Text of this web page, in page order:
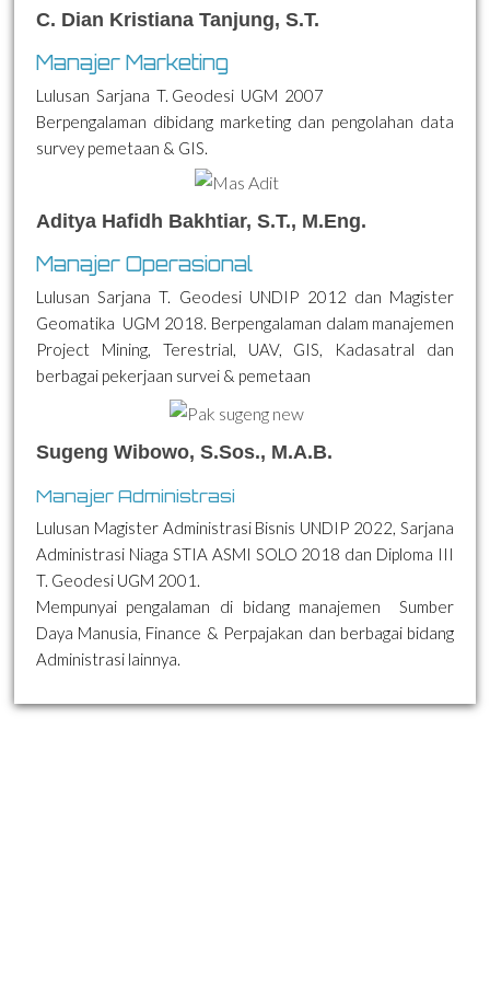
C. Dian Kristiana Tanjung, S.T.
Manajer Marketing
Lulusan Sarjana T. Geodesi UGM 2007
Berpengalaman dibidang marketing dan pengolahan data
survey pemetaan & GIS.
Aditya Hafidh Bakhtiar, S.T., M.Eng.
Manajer Operasional
Lulusan Sarjana T. Geodesi UNDIP 2012 dan Magister
Geomatika UGM 2018. Berpengalaman dalam manajemen
Project Mining, Terestrial, UAV, GIS, Kadasatral dan
berbagai pekerjaan survei & pemetaan
Sugeng Wibowo, S.Sos., M.A.B.
Manajer Administrasi
Lulusan Magister Administrasi Bisnis UNDIP 2022, Sarjana
Administrasi Niaga STIA ASMI SOLO 2018 dan Diploma III
T. Geodesi UGM 2001.
Mempunyai pengalaman di bidang manajemen Sumber
Daya Manusia, Finance & Perpajakan dan berbagai bidang
Administrasi lainnya.